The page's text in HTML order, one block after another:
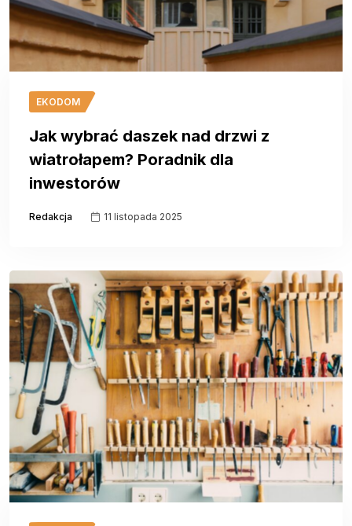
EKODOM
Jak wybrać daszek nad drzwi z
wiatrołapem? Poradnik dla
inwestorów
Redakcja 11 listopada 2025